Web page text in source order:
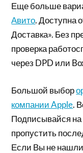
Еще больше
Авито. Доступна
Доставка». Без
проверка
через DPD или
Большой выбор
компании Apple.
Подписывайся
пропустить
Если Вы не